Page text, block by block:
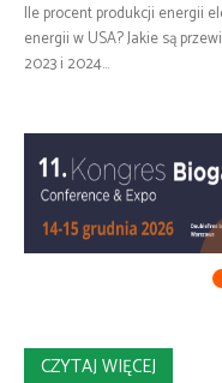
Ile procent produkcji energii
energii w USA? Jakie są
2023 i 2024...
CZYTAJ WIĘCEJ